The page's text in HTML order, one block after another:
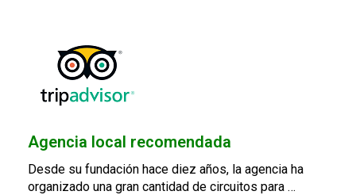
Agencia local recomendada
Desde su fundación hace diez años, la agencia ha
organizado una gran cantidad de circuitos para …